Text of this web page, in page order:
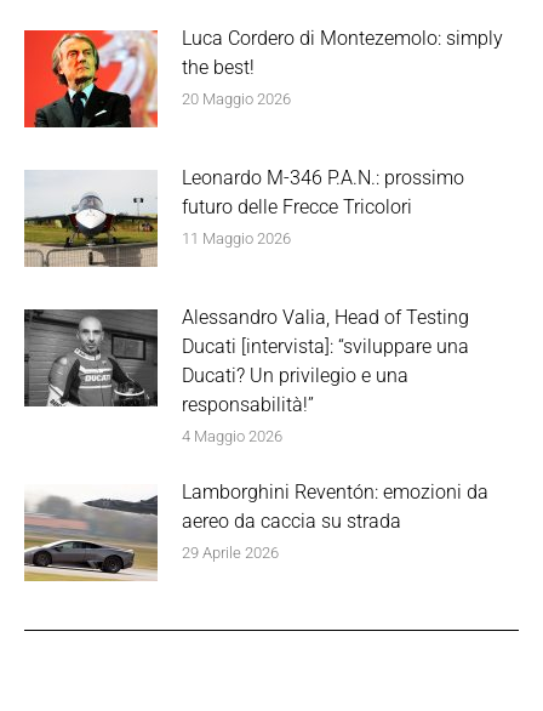
Luca Cordero di Montezemolo: simply
the best!
20 Maggio 2026
Leonardo M-346 P.A.N.: prossimo
futuro delle Frecce Tricolori
11 Maggio 2026
Alessandro Valia, Head of Testing
Ducati [intervista]: “sviluppare una
Ducati? Un privilegio e una
responsabilità!”
4 Maggio 2026
Lamborghini Reventón: emozioni da
aereo da caccia su strada
29 Aprile 2026